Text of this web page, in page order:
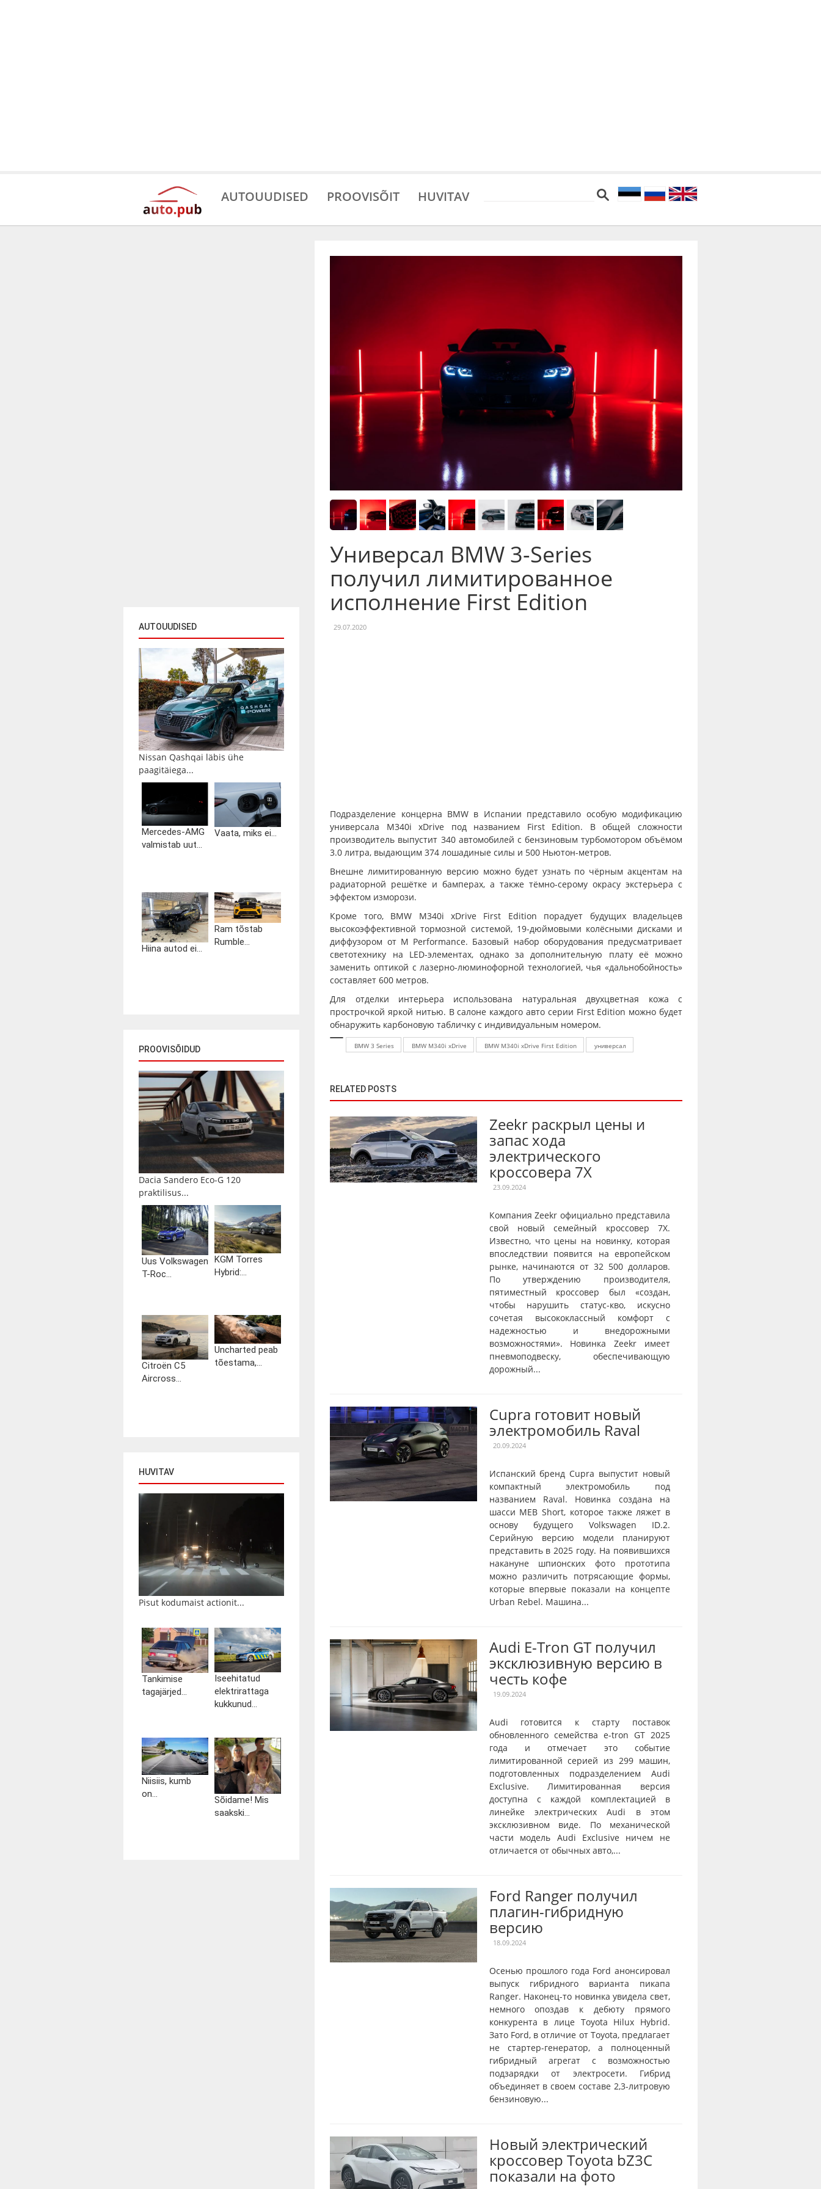
AUTOUUDISED PROOVISÕIT HUVITAV
AUTOUUDISED
Nissan Qashqai läbis ühe
paagitäiega...
Mercedes-AMG
valmistab uut...
Vaata, miks ei...
Hiina autod ei...
Ram tõstab
Rumble...
PROOVISÕIDUD
Dacia Sandero Eco-G 120
praktilisus...
Uus Volkswagen
T-Roc...
KGM Torres
Hybrid:...
Citroën C5
Aircross...
Uncharted peab
tõestama,...
HUVITAV
Pisut kodumaist actionit...
Tankimise
tagajärjed...
Iseehitatud
elektrirattaga
kukkunud...
Niisiis, kumb
on...
Sõidame! Mis
saakski...
Универсал BMW 3-Series
получил лимитированное
исполнение First Edition
29.07.2020
Подразделение концерна BMW в Испании представило особую модификацию
универсала M340i xDrive под названием First Edition. В общей сложности
производитель выпустит 340 автомобилей с бензиновым турбомотором объёмом
3.0 литра, выдающим 374 лошадиные силы и 500 Ньютон-метров.
Внешне лимитированную версию можно будет узнать по чёрным акцентам на
радиаторной решётке и бамперах, а также тёмно-серому окрасу экстерьера с
эффектом изморози.
Кроме того, BMW M340i xDrive First Edition порадует будущих владельцев
высокоэффективной тормозной системой, 19-дюймовыми колёсными дисками и
диффузором от M Performance. Базовый набор оборудования предусматривает
светотехнику на LED-элементах, однако за дополнительную плату её можно
заменить оптикой с лазерно-люминофорной технологией, чья «дальнобойность»
составляет 600 метров.
Для отделки интерьера использована натуральная двухцветная кожа с
прострочкой яркой нитью. В салоне каждого авто серии First Edition можно будет
обнаружить карбоновую табличку с индивидуальным номером.
BMW 3 Series BMW M340i xDrive BMW M340i xDrive First Edition универсал
RELATED POSTS
Zeekr раскрыл цены и
запас хода
электрического
кроссовера 7X
23.09.2024
Компания Zeekr официально представила
свой новый семейный кроссовер 7X.
Известно, что цены на новинку, которая
впоследствии появится на европейском
рынке, начинаются от 32 500 долларов.
По утверждению производителя,
пятиместный кроссовер был «создан,
чтобы нарушить статус-кво, искусно
сочетая высококлассный комфорт с
надежностью и внедорожными
возможностями». Новинка Zeekr имеет
пневмоподвеску, обеспечивающую
дорожный...
Cupra готовит новый
электромобиль Raval
20.09.2024
Испанский бренд Cupra выпустит новый
компактный электромобиль под
названием Raval. Новинка создана на
шасси MEB Short, которое также ляжет в
основу будущего Volkswagen ID.2.
Серийную версию модели планируют
представить в 2025 году. На появившихся
накануне шпионских фото прототипа
можно различить потрясающие формы,
которые впервые показали на концепте
Urban Rebel. Машина...
Audi E-Tron GT получил
эксклюзивную версию в
честь кофе
19.09.2024
Audi готовится к старту поставок
обновленного семейства e-tron GT 2025
года и отмечает это событие
лимитированной серией из 299 машин,
подготовленных подразделением Audi
Exclusive. Лимитированная версия
доступна с каждой комплектацией в
линейке электрических Audi в этом
эксклюзивном виде. По механической
части модель Audi Exclusive ничем не
отличается от обычных авто,...
Ford Ranger получил
плагин-гибридную
версию
18.09.2024
Осенью прошлого года Ford анонсировал
выпуск гибридного варианта пикапа
Ranger. Наконец-то новинка увидела свет,
немного опоздав к дебюту прямого
конкурента в лице Toyota Hilux Hybrid.
Зато Ford, в отличие от Toyota, предлагает
не стартер-генератор, а полноценный
гибридный агрегат с возможностью
подзарядки от электросети. Гибрид
объединяет в своем составе 2,3-литровую
бензиновую...
Новый электрический
кроссовер Toyota bZ3C
показали на фото